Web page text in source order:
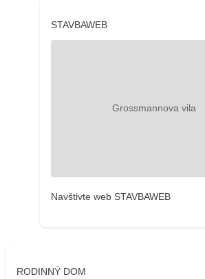
STAVBAWEB
Navštivte web STAVBAWEB
RODINNÝ DOM